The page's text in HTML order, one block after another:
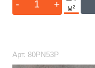
- +
м²
Арт. 80PN53P